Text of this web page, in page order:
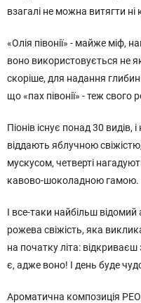
взагалі не можна витягти
«Олія півонії» - майже міф,
воно використовується не
скоріше, для надання
що «пах півонії» - теж свого
Піонів існує понад 30 видів,
віддають яблучною
мускусом, четверті
кавово-шоколадною гамою.
І все-таки найбільш
рожева свіжість, яка
на початку літа:
є, адже воно! І день буде
Ароматична композиція